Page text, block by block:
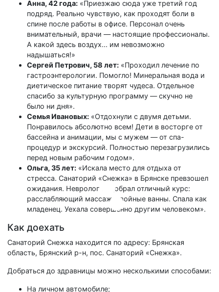
Анна, 42 года: «Приезжаю сюда уже третий год
подряд. Реально чувствую, как проходят боли в
спине после работы в офисе. Персонал очень
внимательный, врачи — настоящие профессионалы.
А какой здесь воздух... им невозможно
надышаться!»
Сергей Петрович, 58 лет: «Проходил лечение по
гастроэнтерологии. Помогло! Минеральная вода и
диетическое питание творят чудеса. Отдельное
спасибо за культурную программу — скучно не
было ни дня».
Семья Ивановых: «Отдохнули с двумя детьми.
Понравилось абсолютно всем! Дети в восторге от
бассейна и анимации, мы с мужем — от спа-
процедур и экскурсий. Полностью перезагрузились
перед новым рабочим годом».
Ольга, 35 лет: «Искала место для отдыха от
стресса. Санаторий «Снежка» в Брянске превзошел
ожидания. Невролог подобрал отличный курс:
расслабляющий массаж, хвойные ванны. Спала как
младенец. Уехала совершенно другим человеком».
Как доехать
Санаторий Снежка находится по адресу: Брянская
область, Брянский р-н, пос. Санаторий «Снежка».
Добраться до здравницы можно несколькими способами:
На личном автомобиле;